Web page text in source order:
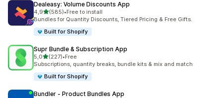
Dealeasy: Volume Discounts App
4,9z 5 hvězd
(585)
Celkový počet recenzí: 585
•Free to install
Bundles for Quantity Discounts, Tiered Pricing & Free Gifts.
Built for Shopify
Supr Bundle & Subscription App
5,0z 5 hvězd
(227)
Celkový počet recenzí: 227
•Free
Subscriptions, quantity breaks, bundle kits & mix and match
Built for Shopify
Bundler ‑ Product Bundles App